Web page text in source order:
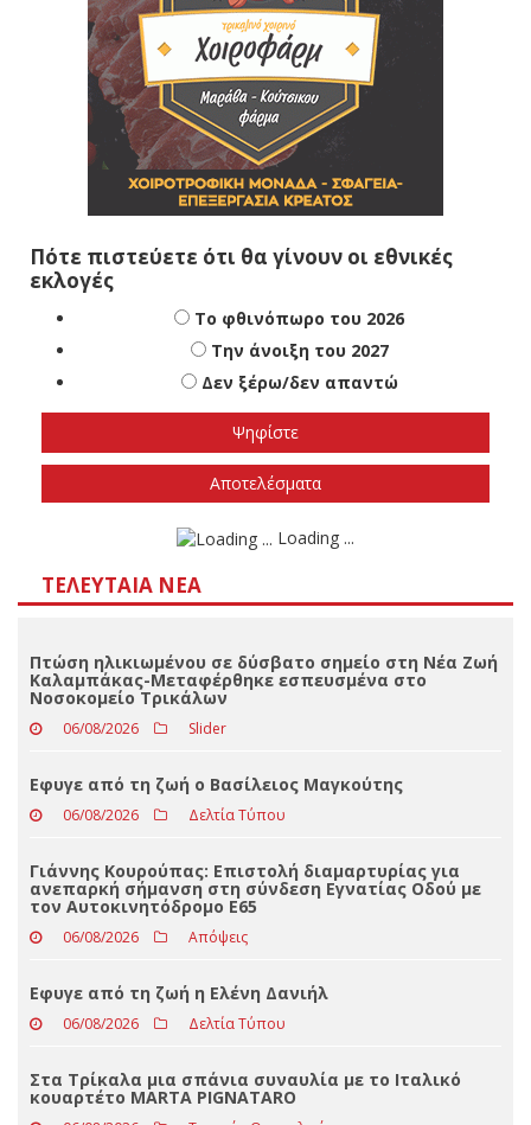
Πότε πιστεύετε ότι θα γίνουν οι εθνικές
εκλογές
Το φθινόπωρο του 2026
Την άνοιξη του 2027
Δεν ξέρω/δεν απαντώ
Αποτελέσματα
Loading ...
ΤΕΛΕΥΤΑΊΑ ΝΈΑ
Πτώση ηλικιωμένου σε δύσβατο σημείο στη Νέα Ζωή
Καλαμπάκας-Μεταφέρθηκε εσπευσμένα στο
Νοσοκομείο Τρικάλων
06/08/2026 Slider
Eφυγε από τη ζωή ο Βασίλειος Μαγκούτης
06/08/2026 Δελτία Τύπου
Γιάννης Κουρούπας: Επιστολή διαμαρτυρίας για
ανεπαρκή σήμανση στη σύνδεση Εγνατίας Οδού με
τον Αυτοκινητόδρομο Ε65
06/08/2026 Απόψεις
Εφυγε από τη ζωή η Ελένη Δανιήλ
06/08/2026 Δελτία Τύπου
Στα Τρίκαλα μια σπάνια συναυλία με το Ιταλικό
κουαρτέτο MARTA PIGNATARO